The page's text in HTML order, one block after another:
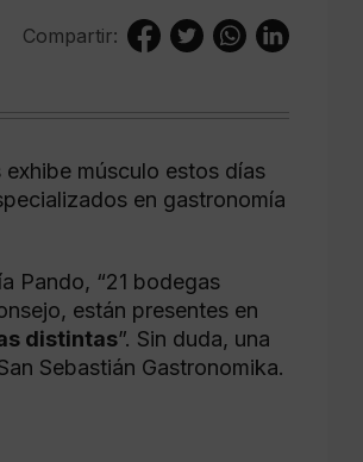
Compartir:
músculo estos días
en gastronomía
Pando, “21 bodegas
están presentes en
distintas”. Sin duda, una
Sebastián Gastronomika.